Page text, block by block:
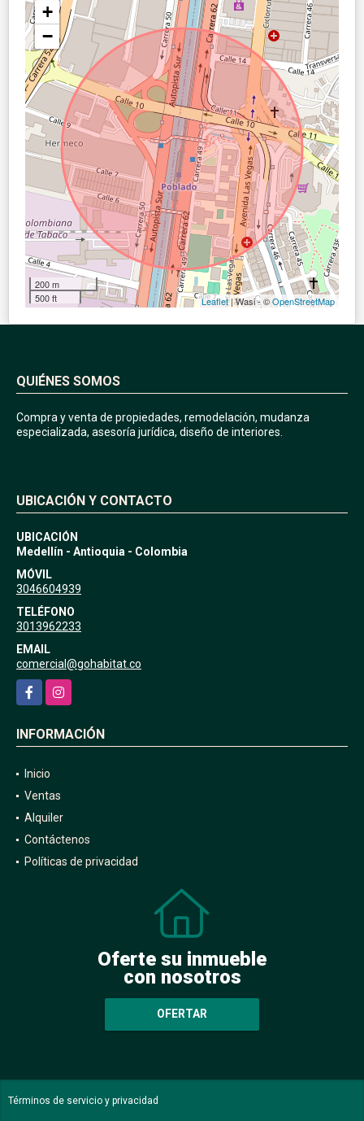
+
−
200 m
500 ft
Leaflet| Wasi - ©OpenStreetMap
QUIÉNES SOMOS
Compra y venta de propiedades, remodelación, mudanza
especializada, asesoría jurídica, diseño de interiores.
UBICACIÓN Y CONTACTO
UBICACIÓN
Medellín - Antioquia - Colombia
MÓVIL
3046604939
TELÉFONO
3013962233
EMAIL
comercial@gohabitat.co
FacebookInstagram
INFORMACIÓN
Inicio
Ventas
Alquiler
Contáctenos
Políticas de privacidad
Oferte su inmueble
con nosotros
OFERTAR
Términos de servicio y privacidad